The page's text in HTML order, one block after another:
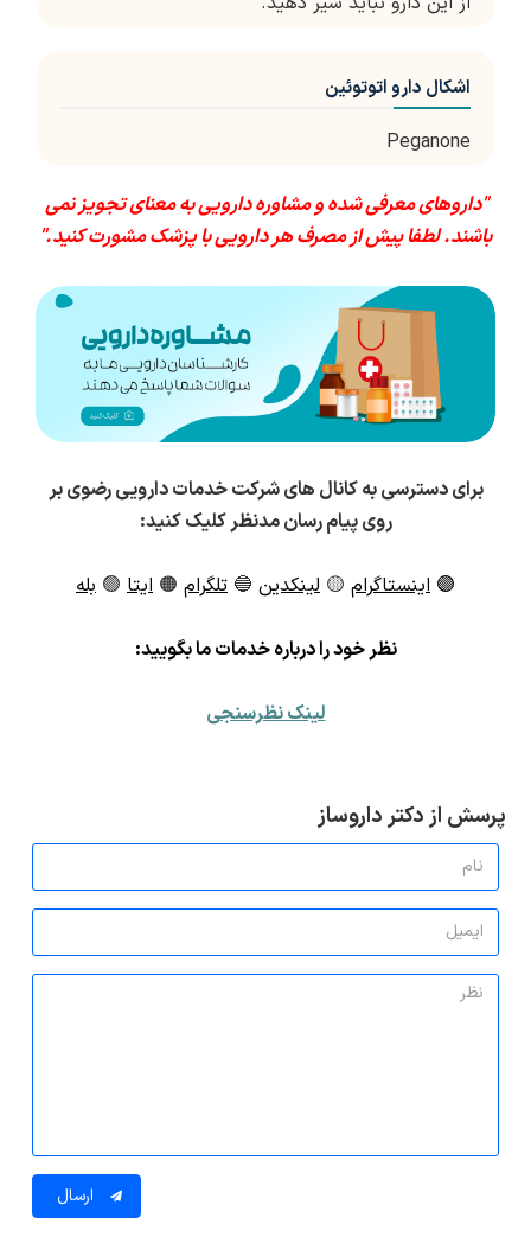
اشکال دارو اتوتوئین
Peganone
"داروهای معرفی شده و مشاوره دارویی به معنای تجویز نمی
باشند. لطفا پیش از مصرف هر دارویی با پزشک مشورت کنید."
برای دسترسی به کانال های شرکت خدمات دارویی رضوی بر
روی پیام رسان مدنظر کلیک کنید:
🟣 اینستاگرام 🟡 لینکدین 🔵 تلگرام 🟠 ایتا 🟢 بله
نظر خود را درباره خدمات ما بگویید:
لینک نظرسنجی
پرسش از دکتر داروساز
ارسال